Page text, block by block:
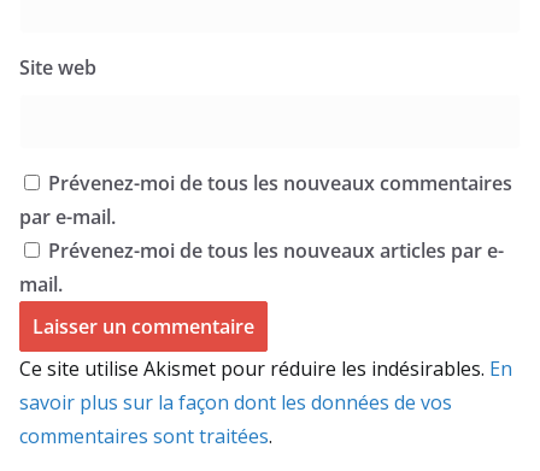
Site web
Prévenez-moi de tous les nouveaux commentaires
par e-mail.
Prévenez-moi de tous les nouveaux articles par e-
mail.
Ce site utilise Akismet pour réduire les indésirables. En
savoir plus sur la façon dont les données de vos
commentaires sont traitées.